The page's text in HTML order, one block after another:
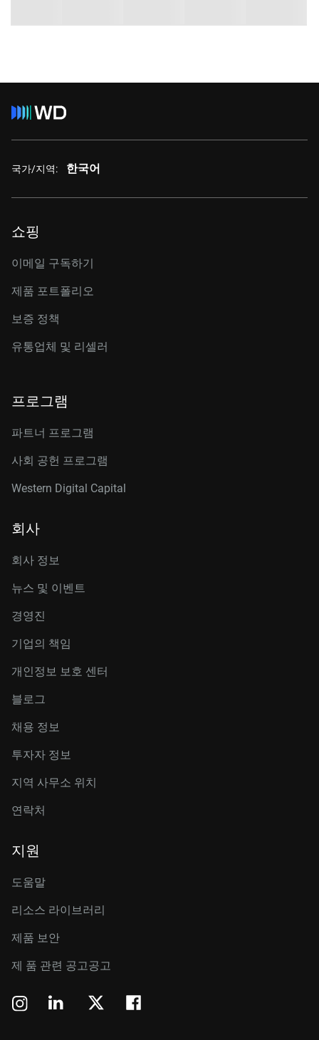
국가/지역: 한국어
쇼핑
이메일 구독하기
제품 포트폴리오
보증 정책
유통업체 및 리셀러
프로그램
파트너 프로그램
사회 공헌 프로그램
Western Digital Capital
회사
회사 정보
뉴스 및 이벤트
경영진
기업의 책임
개인정보 보호 센터
블로그
채용 정보
투자자 정보
지역 사무소 위치
연락처
지원
도움말
리소스 라이브러리
제품 보안
제 품 관련 공고공고